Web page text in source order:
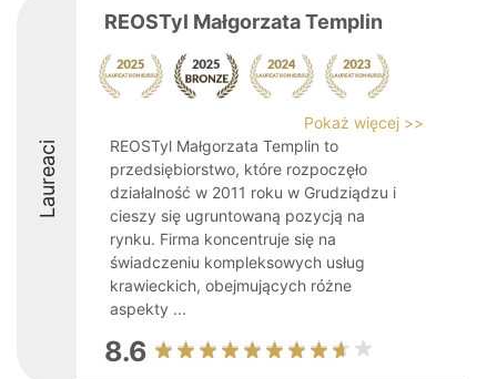
Laureaci
REOSTyl Małgorzata Templin
Pokaż więcej >>
REOSTyl Małgorzata Templin to
przedsiębiorstwo, które rozpoczęło
działalność w 2011 roku w Grudziądzu i
cieszy się ugruntowaną pozycją na
rynku. Firma koncentruje się na
świadczeniu kompleksowych usług
krawieckich, obejmujących różne
aspekty ...
8.6